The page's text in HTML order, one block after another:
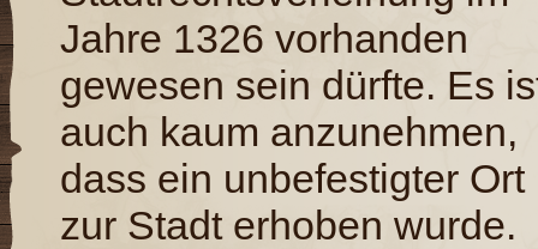
Jahre 1326 vorhanden
gewesen sein dürfte. Es
auch kaum anzunehmen,
dass ein unbefestigter Ort
zur Stadt erhoben wurde.